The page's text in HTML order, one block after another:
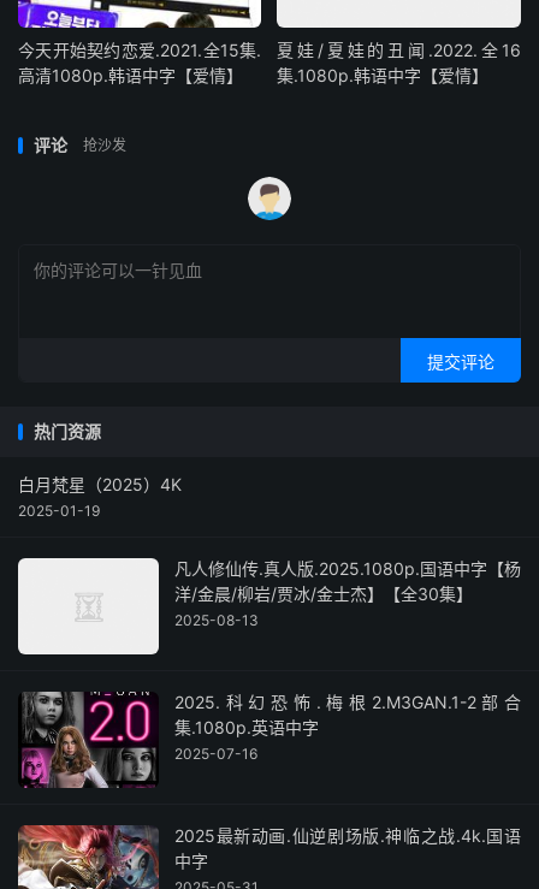
今天开始契约恋爱.2021.全15集.
高清1080p.韩语中字【爱情】
夏娃/夏娃的丑闻.2022.全16
集.1080p.韩语中字【爱情】
评论 抢沙发
提交评论
热门资源
白月梵星（2025）4K
2025-01-19
凡人修仙传.真人版.2025.1080p.国语中字【杨
洋/金晨/柳岩/贾冰/金士杰】【全30集】
2025-08-13
2025.科幻恐怖.梅根2.M3GAN.1-2部合
集.1080p.英语中字
2025-07-16
2025最新动画.仙逆剧场版.神临之战.4k.国语
中字